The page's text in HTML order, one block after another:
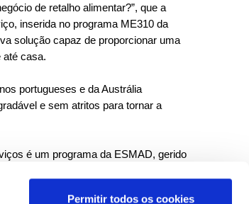
Permitir todos os cookies
de retalho alimentar?”, que a
inserida no programa ME310 da
solução capaz de proporcionar uma
até casa.
portugueses e da Austrália
e sem atritos para tornar a
é um programa da ESMAD, gerido